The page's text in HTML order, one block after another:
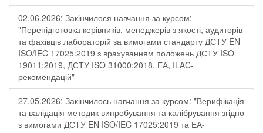
02.06.2026: Закінчилося навчання за курсом:
"Перепідготовка керівників, менеджерів з якості, аудиторів
та фахівців лабораторій за вимогами стандарту ДСТУ EN
ISO/IEC 17025:2019 з врахуванням положень ДСТУ ISO
19011:2019, ДСТУ ISO 31000:2018, ЕА, ILAC-
рекомендацій"
27.05.2026: Закінчилось навчання за курсом: "Верифікація
та валідація методик випробування та калібрування згідно
з вимогами ДСТУ EN ISO/IEC 17025:2019 та ЕА-